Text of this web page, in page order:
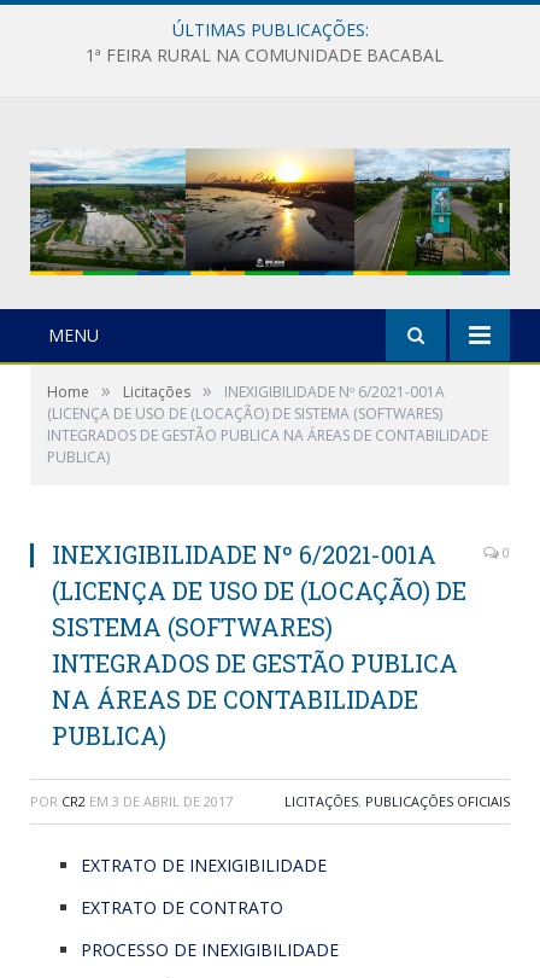
ÚLTIMAS PUBLICAÇÕES:
1ª FEIRA RURAL NA COMUNIDADE BACABAL
MENU
Home » Licitações »
INEXIGIBILIDADE Nº 6/2021-001A
(LICENÇA DE USO DE (LOCAÇÃO) DE SISTEMA (SOFTWARES)
INTEGRADOS DE GESTÃO PUBLICA NA ÁREAS DE CONTABILIDADE
PUBLICA)
INEXIGIBILIDADE Nº 6/2021-001A
(LICENÇA DE USO DE (LOCAÇÃO) DE
SISTEMA (SOFTWARES)
INTEGRADOS DE GESTÃO PUBLICA
NA ÁREAS DE CONTABILIDADE
PUBLICA)
0
POR CR2 EM 3 DE ABRIL DE 2017 LICITAÇÕES, PUBLICAÇÕES OFICIAIS
EXTRATO DE INEXIGIBILIDADE
EXTRATO DE CONTRATO
PROCESSO DE INEXIGIBILIDADE